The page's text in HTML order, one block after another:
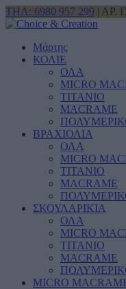
ΤΗΛ: 6980 957 299 | ΑΡ.
Μάρτης
ΚΟΛΙΕ
ΟΛΑ
MICRO
ΤΙΤΑΝΙΟ
MACRAME
ΒΡΑΧΙΟΛΙΑ
ΟΛΑ
MICRO
ΤΙΤΑΝΙΟ
MACRAME
ΣΚΟΥΛΑΡΙΚΙΑ
ΟΛΑ
MICRO
ΤΙΤΑΝΙΟ
MACRAME
MICRO